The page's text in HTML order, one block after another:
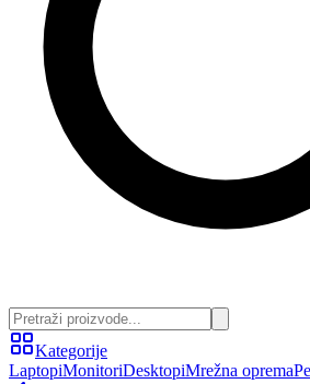
Kategorije
LaptopiMonitoriDesktopiMrežna oprema